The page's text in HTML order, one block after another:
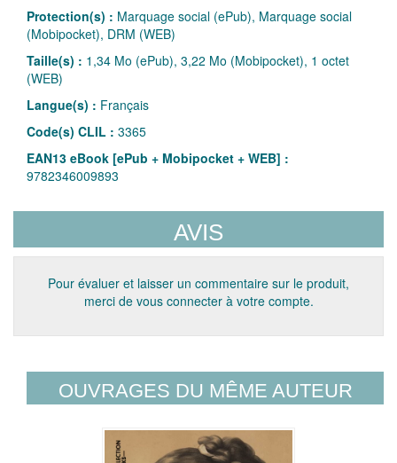
Protection(s) : Marquage social (ePub), Marquage social
(Mobipocket), DRM (WEB)
Taille(s) : 1,34 Mo (ePub), 3,22 Mo (Mobipocket), 1 octet
(WEB)
Langue(s) : Français
Code(s) CLIL : 3365
EAN13 eBook [ePub + Mobipocket + WEB] :
9782346009893
AVIS
Pour évaluer et laisser un commentaire sur le produit,
merci de vous connecter à votre compte.
OUVRAGES DU MÊME AUTEUR